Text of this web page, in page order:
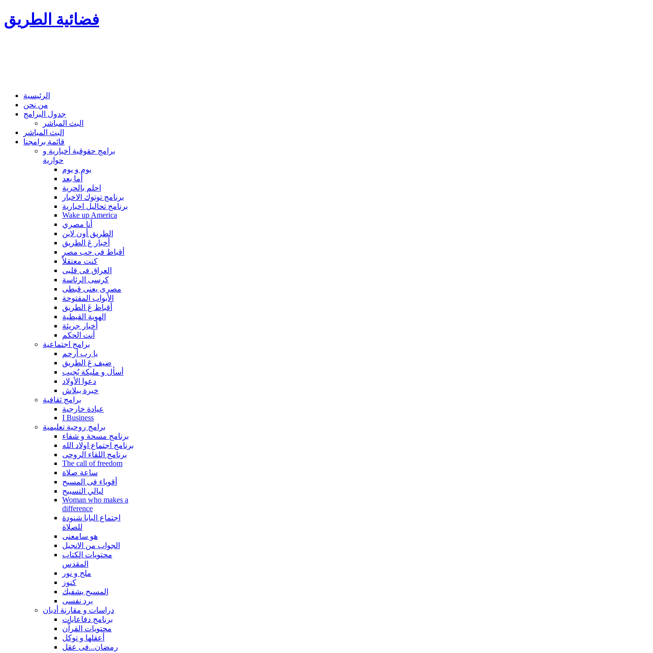
فضائية الطريق
الرئيسية
من نحن
جدول البرامج
البث المباشر
البث المباشر
قائمة برامجنا
برامج حقوقية أخبارية و
حوارية
يوم و يوم
أما بعد
احلم بالحرية
برنامج توتوك الاخبار
برنامج تحاليل اخبارية
Wake up America
أنا مصري
الطريق أون لاين
أخبار عَ الطريق
أقباط فى حب مصر
كنت معتقلاً
العراق فى قلبى
كرسى الرئاسة
مصرى يعنى قبطى
الأبواب المفتوحة
أقباط عَ الطريق
الهوية القبطية
أخبار جريئة
أنت الحكم
برامج اجتماعية
يا رب أرحم
ضيف عَ الطريق
أسأل و مليكة يُجيب
دعوا الأولاد
خبرة ببلاش
برامج ثقافية
عيادة خارجية
I Business
برامج روحية تعليمية
برنامج مسحة و شفاء
برنامج اجتماع اولاد الله
برنامج اللقاء الروحى
The call of freedom
ساعة صلاة
أقوياء فى المسيح
ليالي التسبيح
Woman who makes a
difference
اجتماع البابا شنودة
للصلاة
هو سامعنى
الجواب من الانجيل
محتويات الكتاب
المقدس
ملح و نور
كنوز
المسيح يشفيك
يرد نفسى
دراسات و مقارنة أديان
برنامج دفاعايات
محتويات القراّن
أعقلها و توكل
رمضان...فى عقل